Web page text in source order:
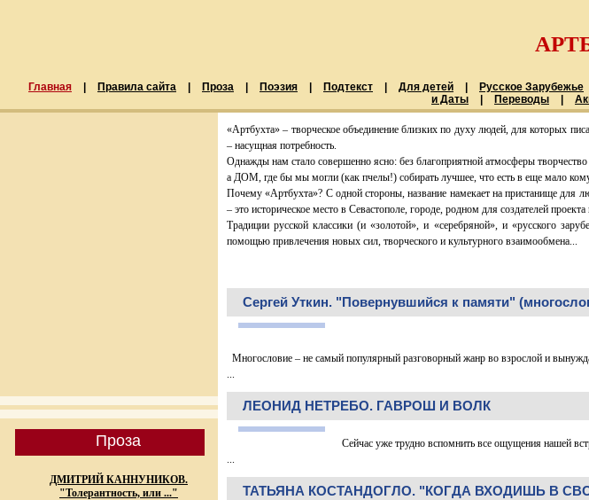
Главная Правила сайта Проза Поэзия Подтекст Для детей Русское Зарубежье
и Даты
Переводы
Проза
ДМИТРИЙ КАННУНИКОВ.
"Толерантность, или ..."
«Артбухта» – творческое объединение близких по духу людей, для которых
– насущная потребность.
Однажды нам стало совершенно ясно: без благоприятной атмосферы
а ДОМ, где бы мы могли (как пчелы!) собирать лучшее, что есть в еще мало кому
Почему «Артбухта»? С одной стороны, название намекает на пристанище для
– это историческое место в Севастополе, городе, родном для создателей
Традиции русской классики (и «золотой», и «серебряной», и «русского
помощью привлечения новых сил, творческого и культурного взаимообмена...
Сергей Уткин. "Повернувшийся к памяти"
Многословие – не самый популярный разговорный жанр во взрослой и
...
ЛЕОНИД НЕТРЕБО. ГАВРОШ И ВОЛК
Сейчас уже трудно вспомнить все ощущения нашей
...
ТАТЬЯНА КОСТАНДОГЛО. "КОГДА ВХОДИШЬ В